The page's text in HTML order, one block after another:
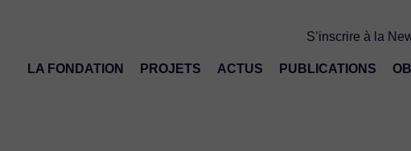
S’inscrire à la
LA FONDATION PROJETS ACTUS PUBLICATIONS